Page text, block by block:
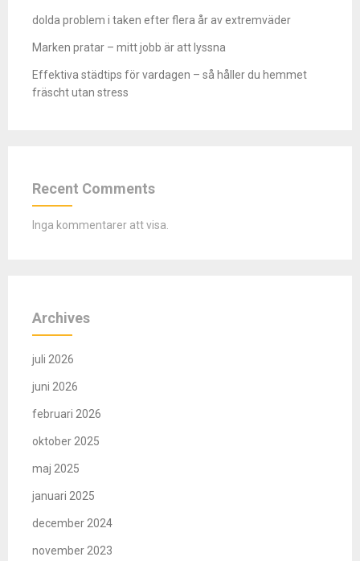
dolda problem i taken efter flera år av extremväder
Marken pratar – mitt jobb är att lyssna
Effektiva städtips för vardagen – så håller du hemmet
fräscht utan stress
Recent Comments
Inga kommentarer att visa.
Archives
juli 2026
juni 2026
februari 2026
oktober 2025
maj 2025
januari 2025
december 2024
november 2023